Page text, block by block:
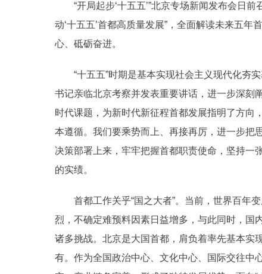
“开局起步‘十五五’”北京专场新闻发布会日
动‘十五五’首都高质量发展”，全面解读未来五
心、砥砺奋进。
“十五五”时期是基本实现社会主义现代化夯
书记亲临北京考察并发表重要讲话，进一步深刻
时代课题，为新时代新征程首都发展指明了方向
本遵循。我们要乘势而上、再接再厉，进一步把
决策部署上来，牢牢把握首都职责使命，坚持一
的实绩。
首都工作关乎“国之大者”。当前，世界百年
烈，不确定难预料因素日益增多，与此同时，国
诸多挑战。北京是大国首都，肩负着率先基本实
有。作为全国政治中心、文化中心、国际交往中